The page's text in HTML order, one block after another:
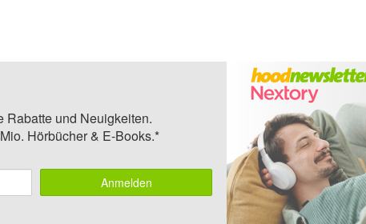
Rabatte und Neuigkeiten.
Hörbücher & E-Books.*
Anmelden